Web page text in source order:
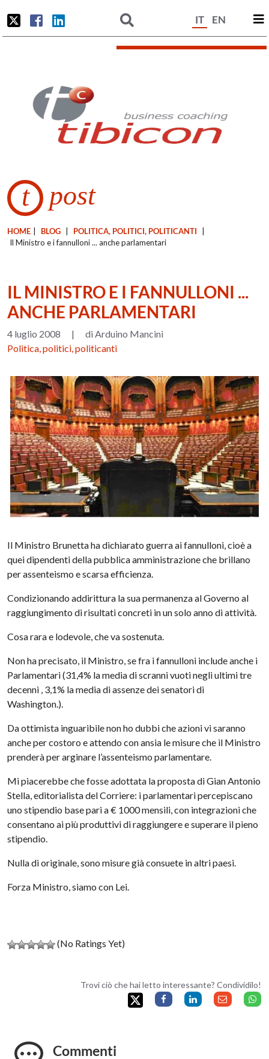
IT EN
t post
HOME BLOG POLITICA, POLITICI, POLITICANTI
Il Ministro e i fannulloni ... anche parlamentari
IL MINISTRO E I FANNULLONI ...
ANCHE PARLAMENTARI
4 luglio 2008 |
di Arduino Mancini
Politica, politici, politicanti
Il Ministro Brunetta ha dichiarato guerra ai fannulloni,cioèa
quei dipendenti della pubblica amministrazione che brillano
per assenteismo e scarsa efficienza.
Condizionando addirittura la sua permanenza al Governo al
raggiungimento di risultati concreti in un solo anno di attività.
Cosa rara e lodevole, che va sostenuta.
Non ha precisato, il Ministro, se fra i fannulloni include anche i
Parlamentari (31,4% la media di scranni vuoti negli ultimi tre
decenni , 3,1% la media di assenze dei senatori di
Washington.).
Da ottimista inguaribile non ho dubbi che azioni vi saranno
anche per costoro e attendo con ansia le misure che il Ministro
prenderà per arginare l’assenteismo parlamentare.
Mi piacerebbe che fosse adottata la proposta di Gian Antonio
Stella, editorialista del Corriere: i parlamentari percepiscano
uno stipendio base pari a € 1000 mensili, con integrazioni che
consentano ai più produttivi di raggiungere e superare il pieno
stipendio.
Nulla di originale, sono misure già consuete in altri paesi.
Forza Ministro, siamo con Lei.
(No Ratings Yet)
Trovi ciò che hai letto interessante? Condividilo!
Commenti